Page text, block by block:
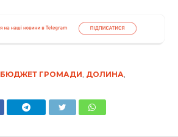
БЮДЖЕТ ГРОМАДИ, ДОЛИНА,